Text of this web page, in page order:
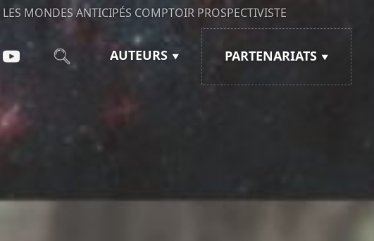
LES MONDES ANTICIPÉS COMPTOIR PROSPECTIVISTE
AUTEURS PARTENARIATS